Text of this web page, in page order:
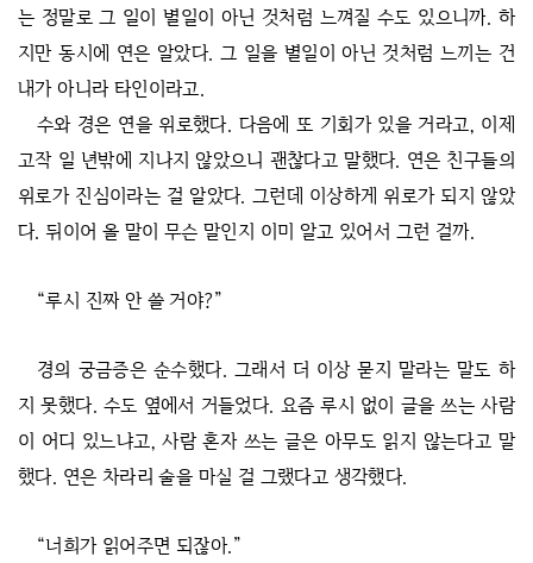
는 정말로 그 일이 별일이 아닌 것처럼 느껴질 수도 있으니까. 하
지만 동시에 연은 알았다. 그 일을 별일이 아닌 것처럼 느끼는 건
내가 아니라 타인이라고.
수와 경은 연을 위로했다. 다음에 또 기회가 있을 거라고, 이제
고작 일 년밖에 지나지 않았으니 괜찮다고 말했다. 연은 친구들의
위로가 진심이라는 걸 알았다. 그런데 이상하게 위로가 되지 않았
다. 뒤이어 올 말이 무슨 말인지 이미 알고 있어서 그런 걸까.
“루시 진짜 안 쓸 거야?”
경의 궁금증은 순수했다. 그래서 더 이상 묻지 말라는 말도 하
지 못했다. 수도 옆에서 거들었다. 요즘 루시 없이 글을 쓰는 사람
이 어디 있느냐고, 사람 혼자 쓰는 글은 아무도 읽지 않는다고 말
했다. 연은 차라리 술을 마실 걸 그랬다고 생각했다.
“너희가 읽어주면 되잖아.”